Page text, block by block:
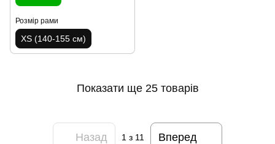
Розмір рами
XS (140-155 см)
Показати ще 25 товарів
Назад 1 з 11 Вперед